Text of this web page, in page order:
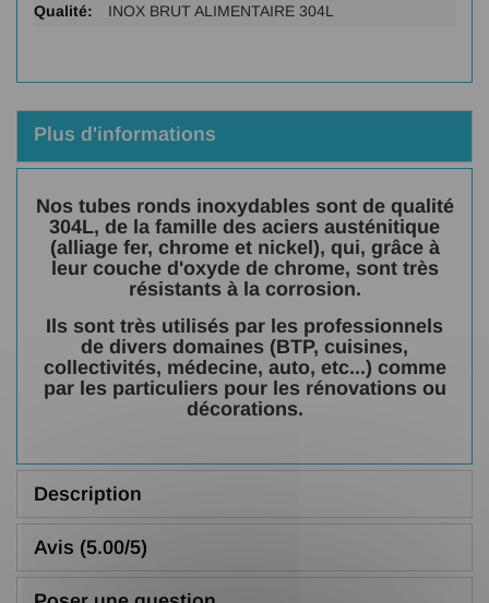
INOX BRUT ALIMENTAIRE 304L
Plus d'informations
Nos tubes ronds inoxydables sont de qualité
304L, de la famille des aciers austénitique
(alliage fer, chrome et nickel), qui, grâce à
leur couche d'oxyde de chrome, sont très
résistants à la corrosion.
Ils sont très utilisés par les professionnels
de divers domaines (BTP, cuisines,
collectivités, médecine, auto, etc...) comme
par les particuliers pour les rénovations ou
décorations.
Description
Avis (5.00/5)